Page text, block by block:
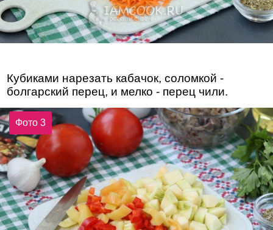
Кубиками нарезать кабачок, соломкой -
болгарский перец, и мелко - перец чили.
Фото 3